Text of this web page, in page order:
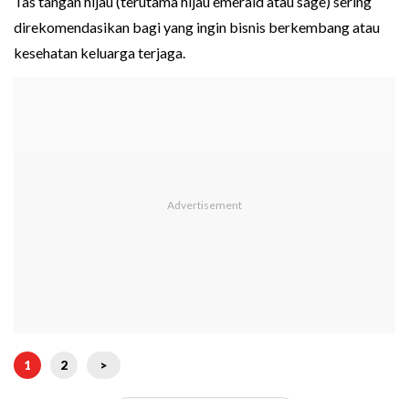
direkomendasikan bagi yang ingin bisnis berkembang atau
kesehatan keluarga terjaga.
1 2 >